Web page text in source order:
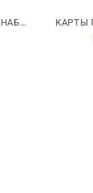
КАРТЫ ПАМЯТИ ДЛЯ ВИДЕОНАБЛЮДЕНИЯ